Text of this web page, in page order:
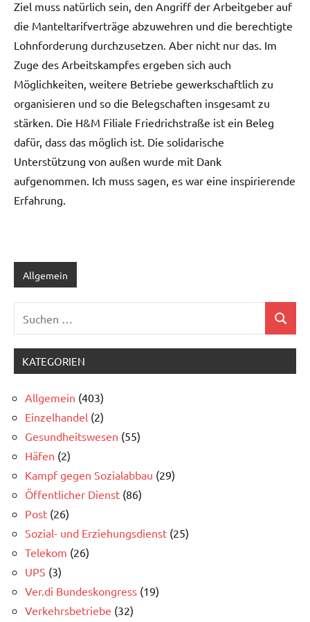
Ziel muss natürlich sein, den Angriff der Arbeitgeber auf
die Manteltarifverträge abzuwehren und die berechtigte
Lohnforderung durchzusetzen. Aber nicht nur das. Im
Zuge des Arbeitskampfes ergeben sich auch
Möglichkeiten, weitere Betriebe gewerkschaftlich zu
organisieren und so die Belegschaften insgesamt zu
stärken. Die H&M Filiale Friedrichstraße ist ein Beleg
dafür, dass das möglich ist. Die solidarische
Unterstützung von außen wurde mit Dank
aufgenommen. Ich muss sagen, es war eine inspirierende
Erfahrung.
Allgemein
nach:
Suchen
KATEGORIEN
Allgemein (403)
Einzelhandel (2)
Gesundheitswesen (55)
Häfen (2)
Kampf gegen Sozialabbau (29)
Öffentlicher Dienst (86)
Post (26)
Sozial- und Erziehungsdienst (25)
Telekom (26)
UPS (3)
Ver.di Bundeskongress (19)
Verkehrsbetriebe (32)